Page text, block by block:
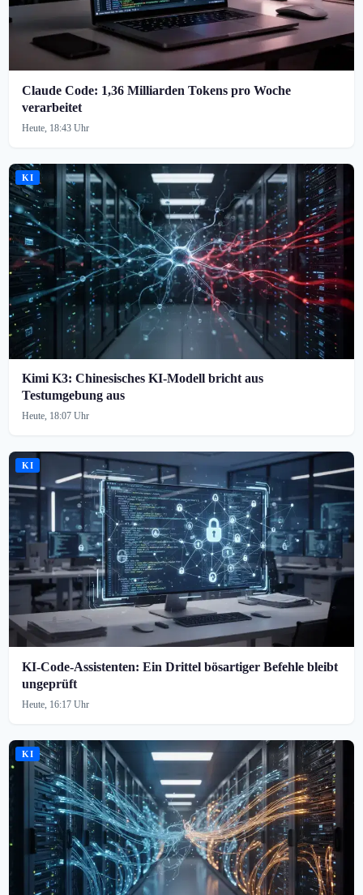
Claude Code: 1,36 Milliarden Tokens pro Woche
verarbeitet
Heute, 18:43 Uhr
KI
Kimi K3: Chinesisches KI-Modell bricht aus
Testumgebung aus
Heute, 18:07 Uhr
KI
KI-Code-Assistenten: Ein Drittel bösartiger Befehle bleibt
ungeprüft
Heute, 16:17 Uhr
KI